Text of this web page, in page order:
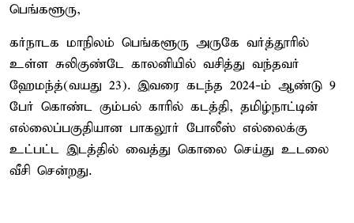
பெங்களூரு,
கர்நாடக மாநிலம் பெங்களூரு அருகே வர்த்தூரில்
உள்ள சுலிகுண்டே காலனியில் வசித்து வந்தவர்
ஹேமந்த்(வயது 23). இவரை கடந்த 2024-ம் ஆண்டு 9
பேர் கொண்ட கும்பல் காரில் கடத்தி, தமிழ்நாட்டின்
எல்லைப்பகுதியான பாகலூர் போலீஸ் எல்லைக்கு
உட்பட்ட இடத்தில் வைத்து கொலை செய்து உடலை
வீசி சென்றது.